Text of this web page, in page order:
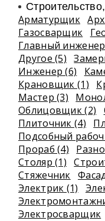
Арматурщик
Газосварщик
Главный инженер
Другое (5)
Инженер (6)
Крановщик (1)
Мастер (3)
Облицовщик (2)
Плиточник (4)
Подсобный
Прораб (4)
Столяр (1)
Стяжечник
Электрик (1)
Электросварщик